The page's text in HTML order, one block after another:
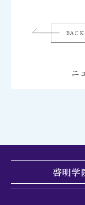
BACK
ニ
啓明学